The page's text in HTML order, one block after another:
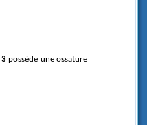
3possède une ossature